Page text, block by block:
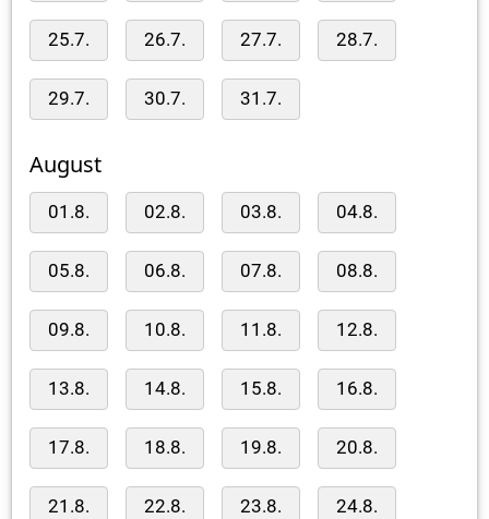
25.7. 26.7. 27.7. 28.7.
29.7. 30.7. 31.7.
August
01.8. 02.8. 03.8. 04.8.
05.8. 06.8. 07.8. 08.8.
09.8. 10.8. 11.8. 12.8.
13.8. 14.8. 15.8. 16.8.
17.8. 18.8. 19.8. 20.8.
21.8. 22.8. 23.8. 24.8.